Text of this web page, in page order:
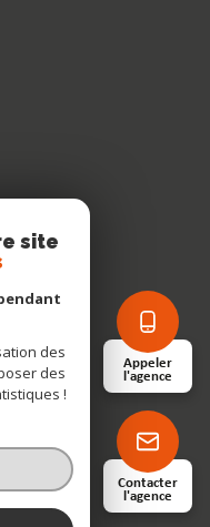
Appeler
l'agence
Contacter
l'agence
site
des
des
!